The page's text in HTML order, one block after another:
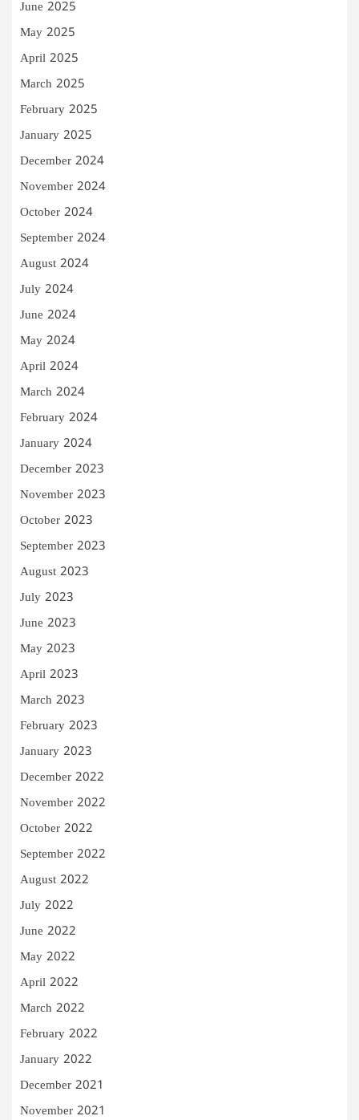
June 2025
May 2025
April 2025
March 2025
February 2025
January 2025
December 2024
November 2024
October 2024
September 2024
August 2024
July 2024
June 2024
May 2024
April 2024
March 2024
February 2024
January 2024
December 2023
November 2023
October 2023
September 2023
August 2023
July 2023
June 2023
May 2023
April 2023
March 2023
February 2023
January 2023
December 2022
November 2022
October 2022
September 2022
August 2022
July 2022
June 2022
May 2022
April 2022
March 2022
February 2022
January 2022
December 2021
November 2021